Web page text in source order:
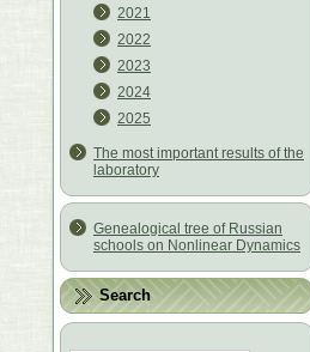
2021
2022
2023
2024
2025
The most important results of the
laboratory
Genealogical tree of Russian
schools on Nonlinear Dynamics
Search